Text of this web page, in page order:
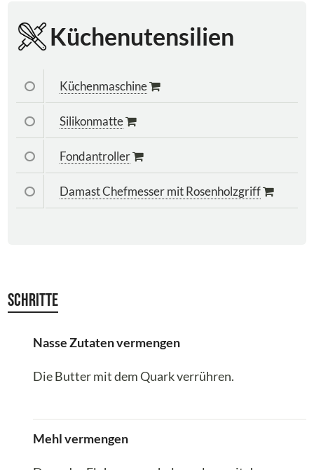
Küchenutensilien
Küchenmaschine
Silikonmatte
Fondantroller
Damast Chefmesser mit Rosenholzgriff
Schritte
Nasse Zutaten vermengen
Die Butter mit dem Quark verrühren.
Mehl vermengen